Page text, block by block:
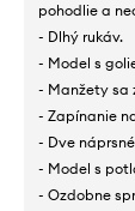
pohodlie a
- Dlhý rukáv.
- Model s
- Manžety sa
- Zapínanie
- Dve
- Model s
- Ozdobne